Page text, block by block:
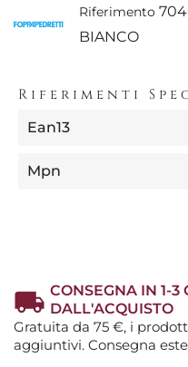
Riferimento
BIANCO
Riferimenti
Ean13
Mpn
CONSEGNA IN 1-3
DALL'ACQUISTO
Gratuita da 75 €, i
aggiuntivi. Consegna